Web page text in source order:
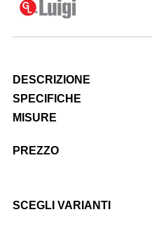
DESCRIZIONE
SPECIFICHE
MISURE
PREZZO
SCEGLI VARIANTI